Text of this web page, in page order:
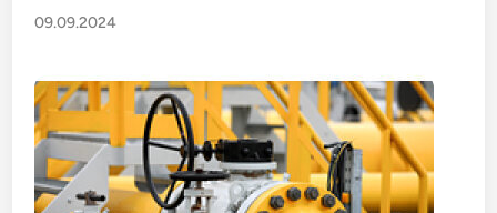
09.09.2024